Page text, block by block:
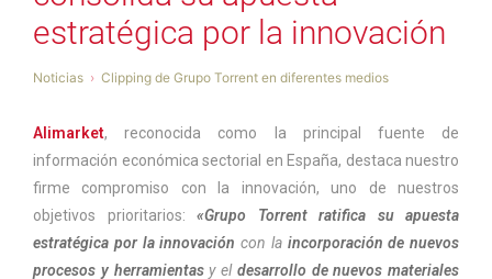
estratégica por la innovación
Noticias Clipping de Grupo Torrent en diferentes medios
Alimarket, reconocida como la principal fuente de
información económica sectorial en España, destaca nuestro
firme compromiso con la innovación, uno de nuestros
objetivos prioritarios: «Grupo Torrent ratifica su apuesta
estratégica por la innovación con la incorporación de nuevos
procesos y herramientasy el desarrollo de nuevos materiales